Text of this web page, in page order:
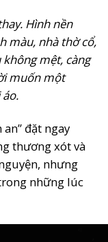
Hình nền
màu, nhà thờ cổ,
mệt, càng
muốn một
đặt ngay
thương xót và
nhưng
những lúc